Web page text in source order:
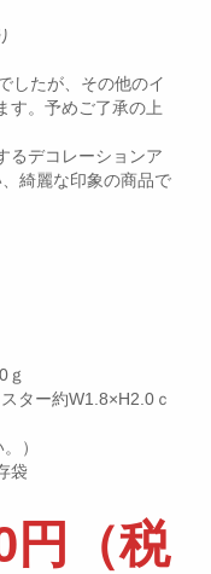
したが、その他のイ
す。予めご了承の上
るデコレーションア
綺麗な印象の商品で
ｇ
ター約W1.8×H2.0ｃ
）
袋
（税